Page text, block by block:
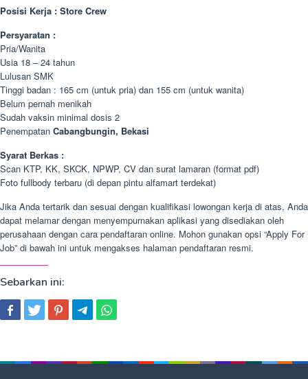
Posisi Kerja : Store Crew
Persyaratan :
Pria/Wanita
Usia 18 – 24 tahun
Lulusan SMK
Tinggi badan : 165 cm (untuk pria) dan 155 cm (untuk wanita)
Belum pernah menikah
Sudah vaksin minimal dosis 2
Penempatan Cabangbungin, Bekasi
Syarat Berkas :
Scan KTP, KK, SKCK, NPWP, CV dan surat lamaran (format pdf)
Foto fullbody terbaru (di depan pintu alfamart terdekat)
Jika Anda tertarik dan sesuai dengan kualifikasi lowongan kerja di atas, Anda
dapat melamar dengan menyempurnakan aplikasi yang disediakan oleh
perusahaan dengan cara pendaftaran online. Mohon gunakan opsi “Apply For
Job” di bawah ini untuk mengakses halaman pendaftaran resmi.
Sebarkan ini: